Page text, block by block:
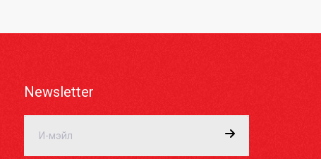
Newsletter